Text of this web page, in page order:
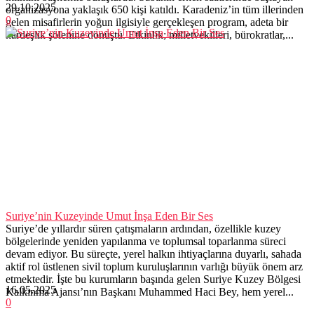
organizasyona yaklaşık 650 kişi katıldı. Karadeniz’in tüm illerinden
gelen misafirlerin yoğun ilgisiyle gerçekleşen program, adeta bir
kardeşlik şölenine dönüştü. Etkinlik; milletvekilleri, bürokratlar,...
29.10.2025
0
Suriye’nin Kuzeyinde Umut İnşa Eden Bir Ses
Suriye’de yıllardır süren çatışmaların ardından, özellikle kuzey
bölgelerinde yeniden yapılanma ve toplumsal toparlanma süreci
devam ediyor. Bu süreçte, yerel halkın ihtiyaçlarına duyarlı, sahada
aktif rol üstlenen sivil toplum kuruluşlarının varlığı büyük önem arz
etmektedir. İşte bu kurumların başında gelen Suriye Kuzey Bölgesi
Kalkınma Ajansı’nın Başkanı Muhammed Haci Bey, hem yerel...
16.05.2025
0